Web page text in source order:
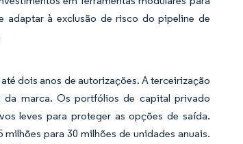
adaptar à exclusão de risco do pipeline de
dois anos de autorizações. A terceirização
da marca. Os portfólios de capital privado
leves para proteger as opções de saída.
para 30 milhões de unidades anuais.